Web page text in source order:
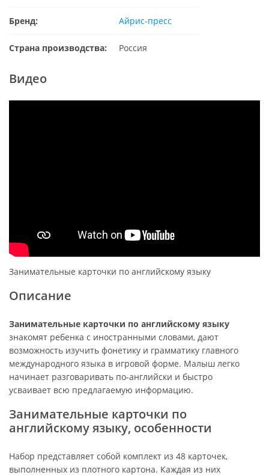
Бренд: Айрис-пресс
Страна производства: Россия
Видео
Занимательные карточки по английскому языку
Описание
Занимательные карточки по английскому языку
знакомят ребенка с иностранными словами, дают
возможность изучить фонетику и грамматику главного
международного языка в игровой форме. Малыш легко
начинает разговаривать по-английски и быстро
усваивает всю предлагаемую информацию.
Занимательные карточки по
английскому языку, особенности
Набор представляет собой комплект из 48 карточек,
выполненных из плотного картона. Каждая из них